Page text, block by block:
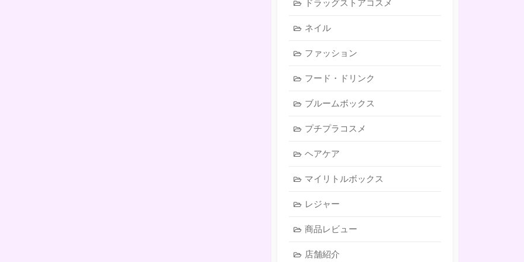
ドラッグストアコスメ
ネイル
ファッション
フード・ドリンク
ブルームボックス
プチプラコスメ
ヘアケア
マイリトルボックス
レジャー
商品レビュー
店舗紹介